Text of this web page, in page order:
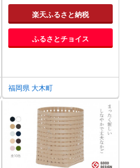
楽天ふるさと納税
ふるさとチョイス
福岡県 大木町